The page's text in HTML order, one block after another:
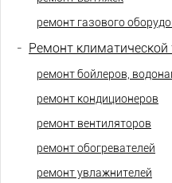
ремонт газового
- Ремонт климатической
ремонт бойлеров,
ремонт кондиционеров
ремонт вентиляторов
ремонт обогревателей
ремонт увлажнителей